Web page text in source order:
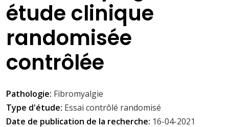
étude clinique
randomisée
contrôlée
Pathologie: Fibromyalgie
Type d'étude: Essai contrôlé randomisé
Date de publication de la recherche: 16-04-2021